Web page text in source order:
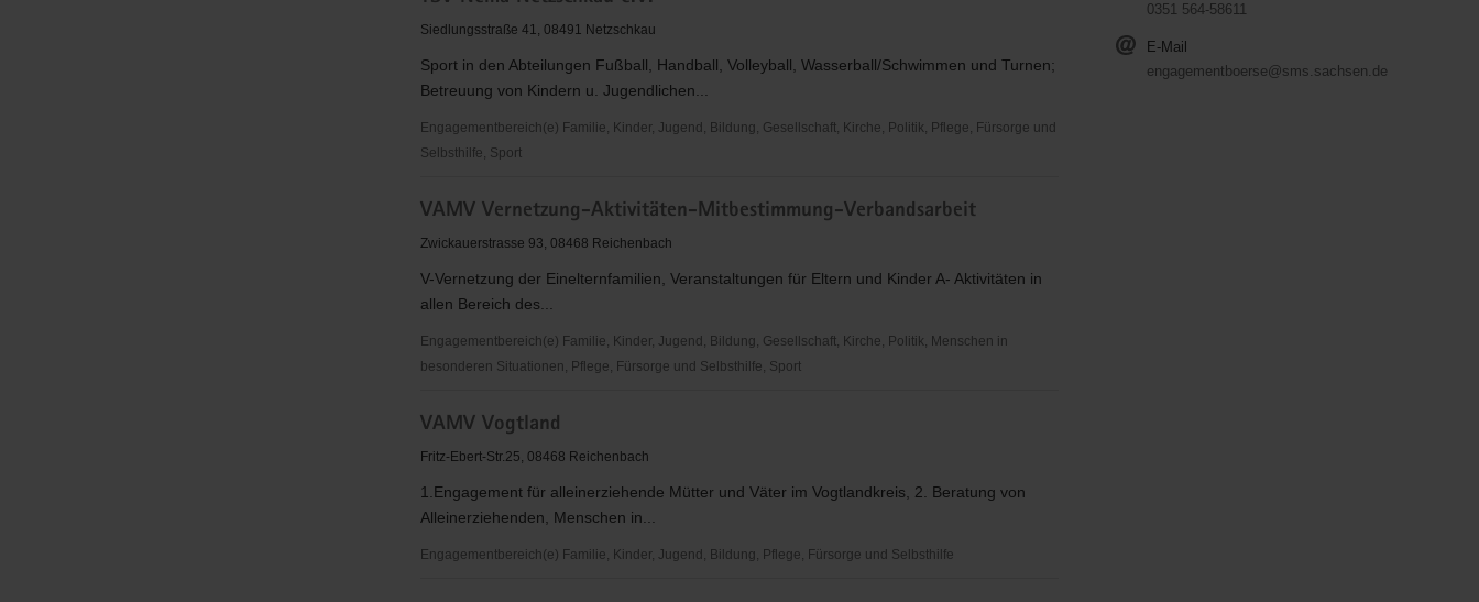
Mylau
e.
V.
Siedlungsstraße 41, 08491 Netzschkau
Sport in den Abteilungen Fußball, Handball, Volleyball, Wasserball/Schwimmen und Turnen;
Betreuung von Kindern u. Jugendlichen...
Engagementbereich(e) Familie, Kinder, Jugend, Bildung, Gesellschaft, Kirche, Politik, Pflege, Fürsorge und
Selbsthilfe, Sport
Nema
Netzschkau
VAMV Vernetzung-Aktivitäten-Mitbestimmung-Verbandsarbeit
Zwickauerstrasse 93, 08468 Reichenbach
V-Vernetzung der Einelternfamilien, Veranstaltungen für Eltern und Kinder A- Aktivitäten in
allen Bereich des...
Engagementbereich(e) Familie, Kinder, Jugend, Bildung, Gesellschaft, Kirche, Politik, Menschen in
besonderen Situationen, Pflege, Fürsorge und Selbsthilfe, Sport
Vernetzung-
Aktivitäten-
Verbandsarbeit
VAMV Vogtland
Fritz-Ebert-Str.25, 08468 Reichenbach
1.Engagement für alleinerziehende Mütter und Väter im Vogtlandkreis, 2. Beratung von
Alleinerziehenden, Menschen in...
Engagementbereich(e) Familie, Kinder, Jugend, Bildung, Pflege, Fürsorge und Selbsthilfe
0351 564-58611
E-Mail
engagementboerse@sms.sachsen.de